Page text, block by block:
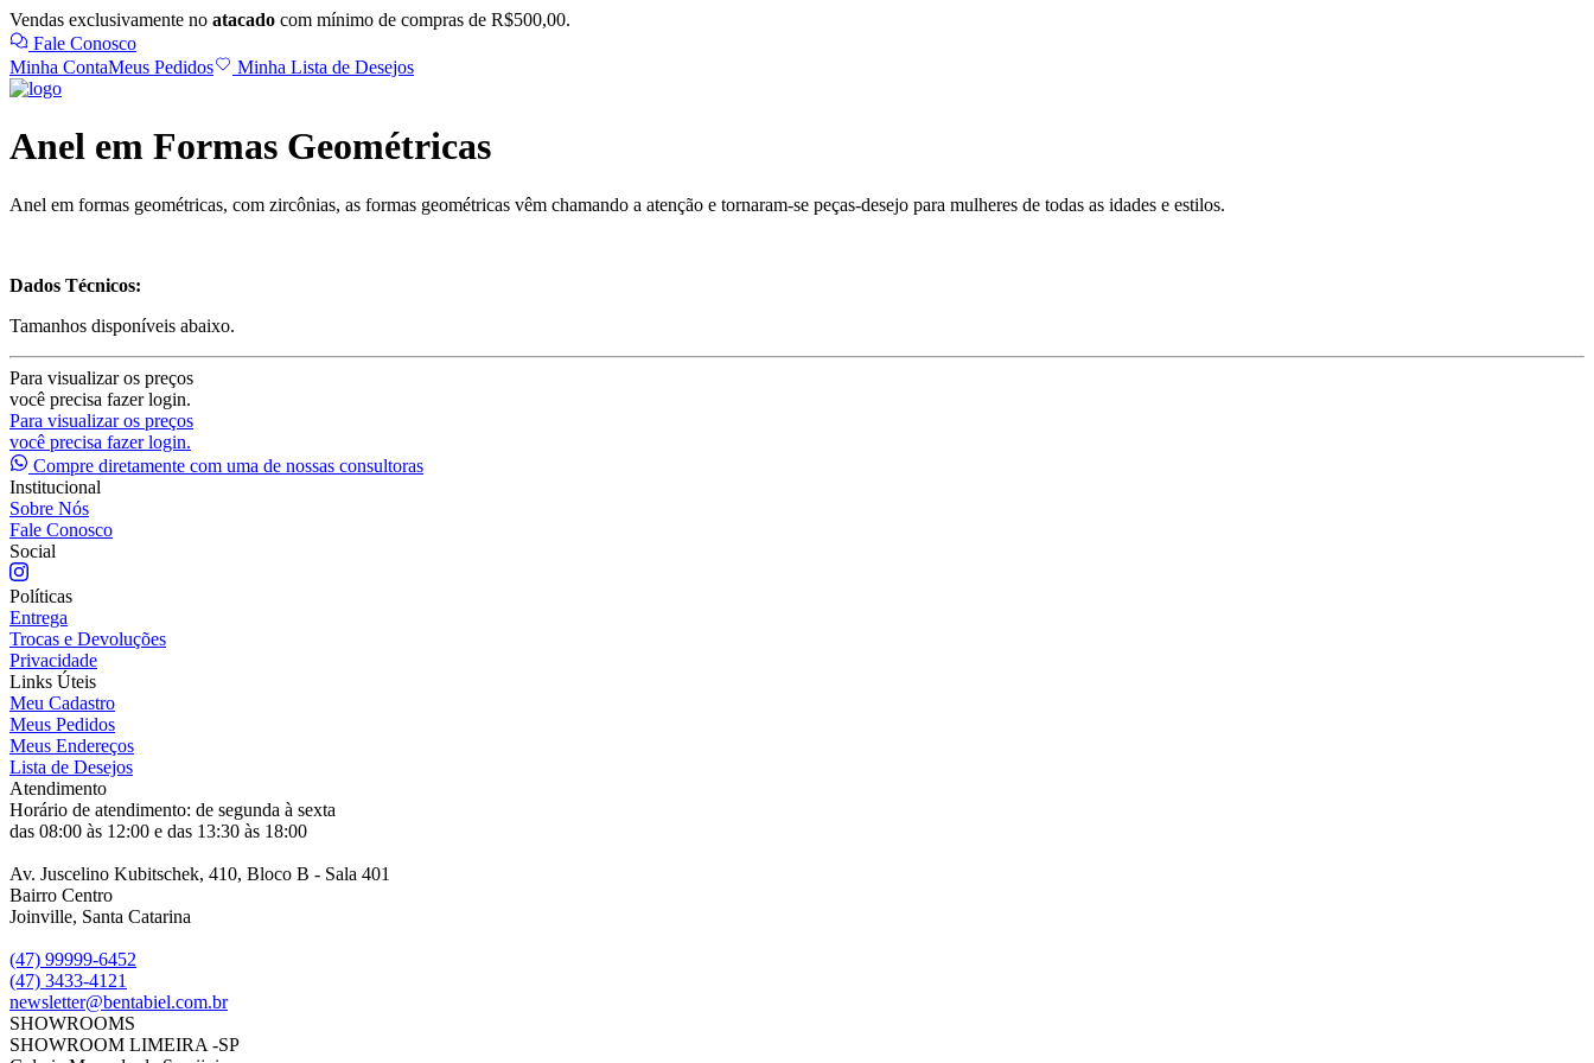
Vendas exclusivamente no atacado com mínimo de compras de R$500,00.
Fale Conosco
Minha ContaMeus Pedidos Minha Lista de Desejos
Anel em Formas Geométricas
Anel em formas geométricas, com zircônias, as formas geométricas vêm chamando a atenção e tornaram-se peças-desejo para mulheres de todas as idades e estilos.
Dados Técnicos:
Tamanhos disponíveis abaixo.
Para visualizar os preços
você precisa fazer login.
Para visualizar os preços
você precisa fazer login.
Compre diretamente com uma de nossas consultoras
Institucional
Sobre Nós
Fale Conosco
Social
Políticas
Entrega
Trocas e Devoluções
Privacidade
Links Úteis
Meu Cadastro
Meus Pedidos
Meus Endereços
Lista de Desejos
Atendimento
Horário de atendimento: de segunda à sexta
das 08:00 às 12:00 e das 13:30 às 18:00
Av. Juscelino Kubitschek, 410, Bloco B - Sala 401
Bairro Centro
Joinville, Santa Catarina
(47) 99999-6452
(47) 3433-4121
newsletter@bentabiel.com.br
SHOWROOMS
SHOWROOM LIMEIRA -SP